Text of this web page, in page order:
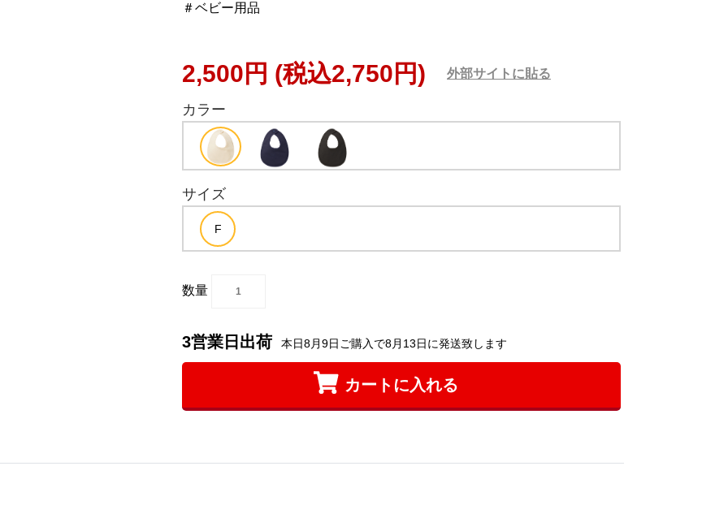
＃ベビー用品
2,500円 (税込2,750円) 外部サイトに貼る
カラー
サイズ
数量
3営業日出荷 本日8月9日ご購入で8月13日に発送致します
カートに入れる